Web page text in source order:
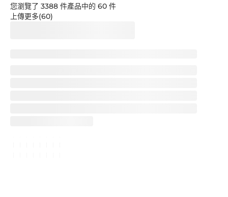
您瀏覽了 3388 件產品中的 60 件
上傳更多(60)